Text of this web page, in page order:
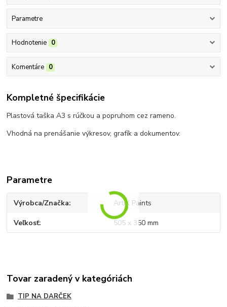
Parametre
Hodnotenie 0
Komentáre 0
Kompletné špecifikácie
Plastová taška A3 s rúčkou a popruhom cez rameno.
Vhodná na prenášanie výkresov, grafík a dokumentov.
Parametre
Výrobca/Značka ArtiX Paints
Veľkosť 505 x 350 mm
Tovar zaradený v kategóriách
TIP NA DARČEK